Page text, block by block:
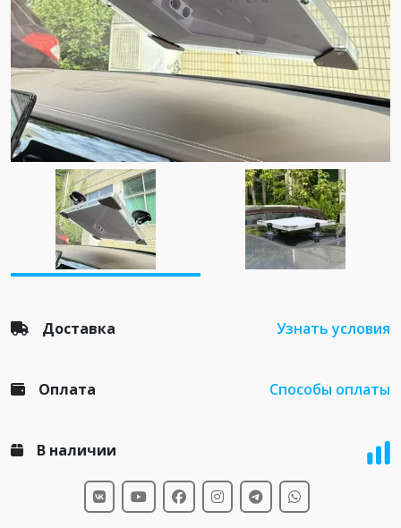
Доставка Узнать условия
Оплата Способы оплаты
В наличии